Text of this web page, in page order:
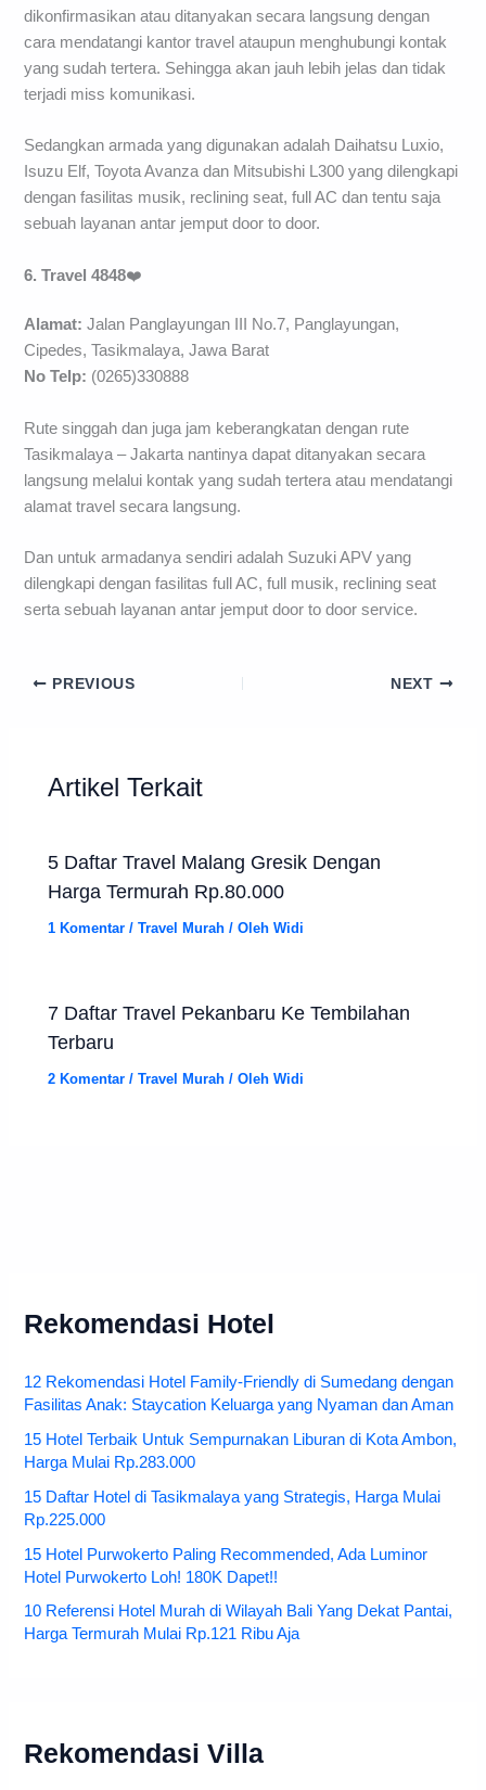
dikonfirmasikan atau ditanyakan secara langsung dengan
cara mendatangi kantor travel ataupun menghubungi kontak
yang sudah tertera. Sehingga akan jauh lebih jelas dan tidak
terjadi miss komunikasi.
Sedangkan armada yang digunakan adalah Daihatsu Luxio,
Isuzu Elf, Toyota Avanza dan Mitsubishi L300 yang dilengkapi
dengan fasilitas musik, reclining seat, full AC dan tentu saja
sebuah layanan antar jemput door to door.
6. Travel 4848❤️
Alamat: Jalan Panglayungan III No.7, Panglayungan,
Cipedes, Tasikmalaya, Jawa Barat
No Telp: (0265)330888
Rute singgah dan juga jam keberangkatan dengan rute
Tasikmalaya – Jakarta nantinya dapat ditanyakan secara
langsung melalui kontak yang sudah tertera atau mendatangi
alamat travel secara langsung.
Dan untuk armadanya sendiri adalah Suzuki APV yang
dilengkapi dengan fasilitas full AC, full musik, reclining seat
serta sebuah layanan antar jemput door to door service.
PREVIOUS NEXT
Artikel Terkait
5 Daftar Travel Malang Gresik Dengan
Harga Termurah Rp.80.000
1 Komentar /Travel Murah / OlehWidi
7 Daftar Travel Pekanbaru Ke Tembilahan
Terbaru
2 Komentar /Travel Murah / OlehWidi
Rekomendasi Hotel
12 Rekomendasi Hotel Family-Friendly di Sumedang dengan
Fasilitas Anak: Staycation Keluarga yang Nyaman dan Aman
15 Hotel Terbaik Untuk Sempurnakan Liburan di Kota Ambon,
Harga Mulai Rp.283.000
15 Daftar Hotel di Tasikmalaya yang Strategis, Harga Mulai
Rp.225.000
15 Hotel Purwokerto Paling Recommended, Ada Luminor
Hotel Purwokerto Loh! 180K Dapet!!
10 Referensi Hotel Murah di Wilayah Bali Yang Dekat Pantai,
Harga Termurah Mulai Rp.121 Ribu Aja
Rekomendasi Villa